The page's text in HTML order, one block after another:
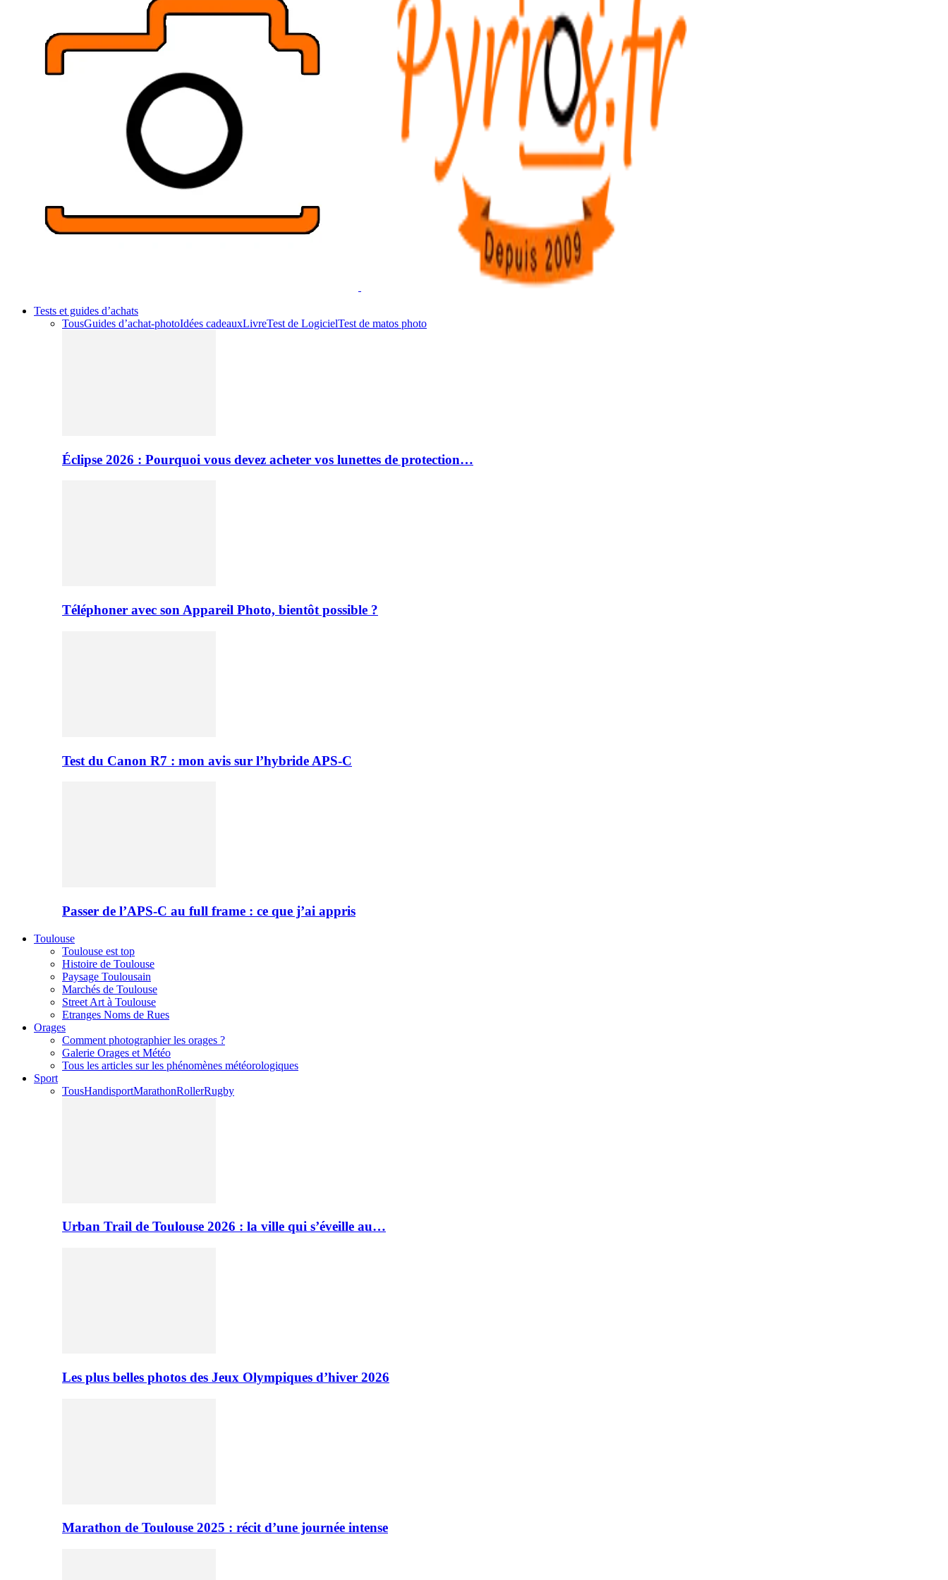
Tests et guides d’achats
TousGuides d’achat-photoIdées cadeauxLivreTest de LogicielTest de matos photo
Éclipse 2026 : Pourquoi vous devez acheter vos lunettes de protection…
Téléphoner avec son Appareil Photo, bientôt possible ?
Test du Canon R7 : mon avis sur l’hybride APS-C
Passer de l’APS-C au full frame : ce que j’ai appris
Toulouse
Toulouse est top
Histoire de Toulouse
Paysage Toulousain
Marchés de Toulouse
Street Art à Toulouse
Etranges Noms de Rues
Orages
Comment photographier les orages ?
Galerie Orages et Météo
Tous les articles sur les phénomènes météorologiques
Sport
TousHandisportMarathonRollerRugby
Urban Trail de Toulouse 2026 : la ville qui s’éveille au…
Les plus belles photos des Jeux Olympiques d’hiver 2026
Marathon de Toulouse 2025 : récit d’une journée intense